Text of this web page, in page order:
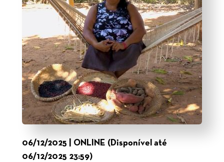
06/12/2025 | ONLINE (Disponível até
06/12/2025 23:59)